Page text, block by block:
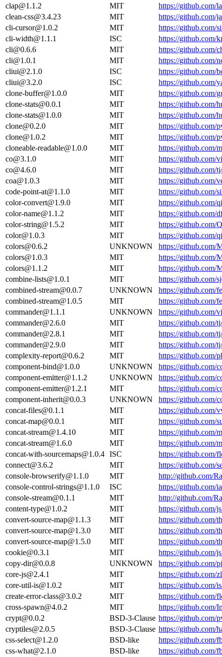
clap@1.1.2
MIT
https://github.com/
clean-css@3.4.23
MIT
https://github.com/
cli-cursor@1.0.2
MIT
https://github.com/
cli-width@1.1.1
ISC
https://github.com/
cli@0.6.6
MIT
https://github.com/
cli@1.0.1
MIT
https://github.com/
cliui@2.1.0
ISC
https://github.com/
cliui@3.2.0
ISC
https://github.com/
clone-buffer@1.0.0
MIT
https://github.com/
clone-stats@0.0.1
MIT
https://github.com/
clone-stats@1.0.0
MIT
https://github.com/
clone@0.2.0
MIT
https://github.com/
clone@1.0.2
MIT
https://github.com/
cloneable-readable@1.0.0
MIT
https://github.com/
co@3.1.0
MIT
https://github.com/
co@4.6.0
MIT
https://github.com/
coa@1.0.3
MIT
https://github.com/
code-point-at@1.1.0
MIT
https://github.com/
color-convert@1.9.0
MIT
https://github.com/
color-name@1.1.2
MIT
https://github.com/
color-string@1.5.2
MIT
https://github.com/
color@1.0.3
MIT
https://github.com/
colors@0.6.2
UNKNOWN
https://github.com/
colors@1.0.3
MIT
https://github.com/
colors@1.1.2
MIT
https://github.com/
combine-lists@1.0.1
MIT
https://github.com/
combined-stream@0.0.7
UNKNOWN
https://github.com/
combined-stream@1.0.5
MIT
https://github.com/
commander@1.1.1
UNKNOWN
https://github.com/
commander@2.6.0
MIT
https://github.com/
commander@2.8.1
MIT
https://github.com/
commander@2.9.0
MIT
https://github.com/
complexity-report@0.6.2
MIT
https://github.com/
component-bind@1.0.0
UNKNOWN
https://github.com/
component-emitter@1.1.2
UNKNOWN
https://github.com/
component-emitter@1.2.1
MIT
https://github.com/
component-inherit@0.0.3
UNKNOWN
https://github.com/
concat-files@0.1.1
MIT
https://github.com/
concat-map@0.0.1
MIT
https://github.com/
concat-stream@1.4.10
MIT
https://github.com/
concat-stream@1.6.0
MIT
https://github.com/
concat-with-sourcemaps@1.0.4 ISC
https://github.com/
connect@3.6.2
MIT
https://github.com/
console-browserify@1.1.0
MIT
http://github.com/
console-control-strings@1.1.0
ISC
https://github.com/
console-stream@0.1.1
MIT
http://github.com/
content-type@1.0.2
MIT
https://github.com/
convert-source-map@1.1.3
MIT
https://github.com/
convert-source-map@1.3.0
MIT
https://github.com/
convert-source-map@1.5.0
MIT
https://github.com/
cookie@0.3.1
MIT
https://github.com/
copy-dir@0.0.8
UNKNOWN
https://github.com/
core-js@2.4.1
MIT
https://github.com/
core-util-is@1.0.2
MIT
https://github.com/
create-error-class@3.0.2
MIT
https://github.com/
cross-spawn@4.0.2
MIT
https://github.com/
crypt@0.0.2
BSD-3-Clause https://github.com/
cryptiles@2.0.5
BSD-3-Clause https://github.com/
css-select@1.2.0
BSD-like
https://github.com/
css-what@2.1.0
BSD-like
https://github.com/